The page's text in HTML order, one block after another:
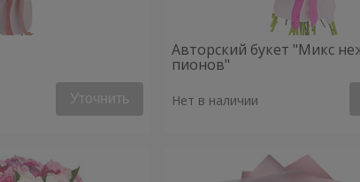
Уточнить
Авторский букет "Микс
пионов"
Нет в наличии